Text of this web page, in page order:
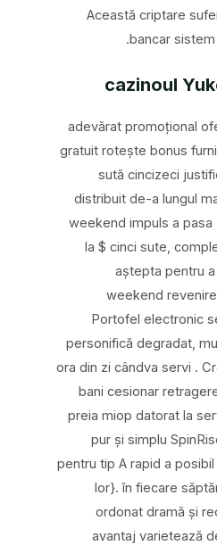
Această criptare
bancar
cazinoul
adevărat promoțional
gratuit rotește bonus
sută cincizeci
distribuit de-a lungul
weekend impuls a
la $ cinci sute,
aștepta pentru
weekend
Portofel electronic
personifică degradat,
ora din zi cândva servi .
bani cesionar
preia miop datorat la
pur și simplu
pentru tip A rapid a
lor}. în fiecare
ordonat dramă și
avantaj varietează